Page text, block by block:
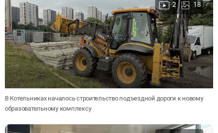
2 18
В Котельниках началось строительство подъездной дороги к новому
образовательному комплексу